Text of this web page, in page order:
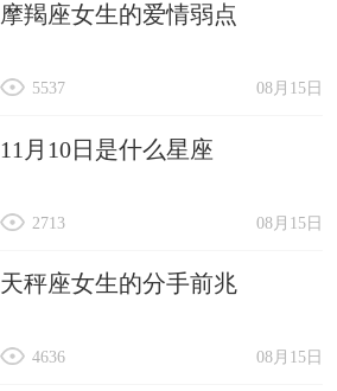
摩羯座女生的爱情弱点
08月15日
5537
11月10日是什么星座
08月15日
2713
天秤座女生的分手前兆
08月15日
4636